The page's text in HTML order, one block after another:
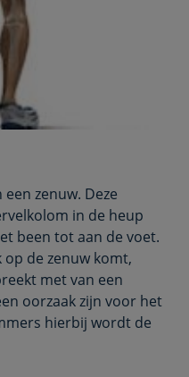
zenuw. Deze
in de heup
been tot aan de voet.
de zenuw komt,
met van een
oorzaak zijn voor het
hierbij wordt de